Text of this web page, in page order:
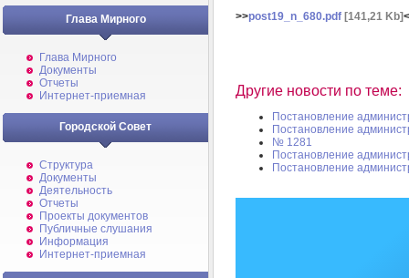
Глава Мирного
Глава Мирного
Документы
Отчеты
Интернет-приемная
Городской Совет
Структура
Документы
Деятельность
Отчеты
Проекты документов
Публичные слушания
Информация
Интернет-приемная
>>post19_n_680.pdf [141,21 Kb]
Другие новости по теме:
Постановление
Постановление
№ 1281
Постановление
Постановление